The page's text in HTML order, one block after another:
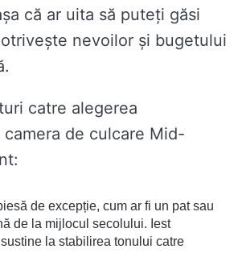
că ar uita să puteți găsi
nevoilor și bugetului
catre alegerea
de culcare Mid-
de excepție, cum ar fi un pat sau
de la mijlocul secolului. Iest
la stabilirea tonului catre